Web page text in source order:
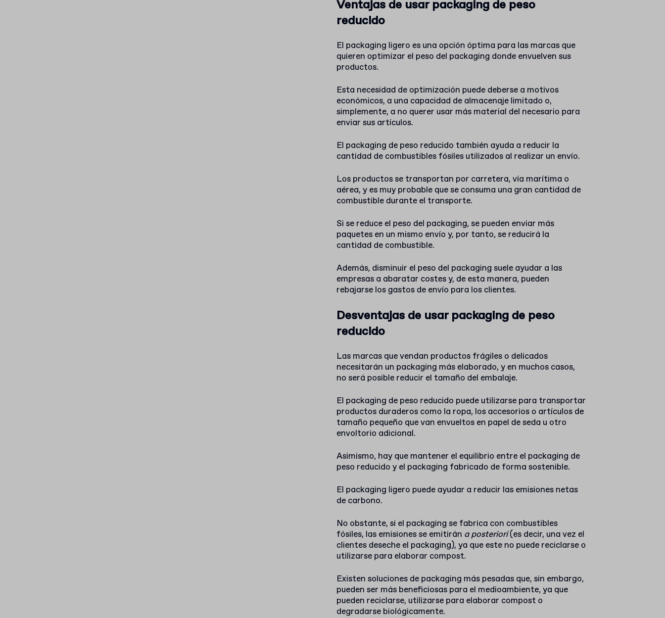
Ventajas de usar packaging de peso
reducido
El packaging ligero es una opción óptima para las marcas que
quieren optimizar el peso del packaging donde envuelven sus
productos.
Esta necesidad de optimización puede deberse a motivos
económicos, a una capacidad de almacenaje limitado o,
simplemente, a no querer usar más material del necesario para
enviar sus artículos.
El packaging de peso reducido también ayuda a reducir la
cantidad de combustibles fósiles utilizados al realizar un envío.
Los productos se transportan por carretera, vía marítima o
aérea, y es muy probable que se consuma una gran cantidad de
combustible durante el transporte.
Si se reduce el peso del packaging, se pueden enviar más
paquetes en un mismo envío y, por tanto, se reducirá la
cantidad de combustible.
Además, disminuir el peso del packaging suele ayudar a las
empresas a abaratar costes y, de esta manera, pueden
rebajarse los gastos de envío para los clientes.
Desventajas de usar packaging de peso
reducido
Las marcas que vendan productos frágiles o delicados
necesitarán un packaging más elaborado, y en muchos casos,
no será posible reducir el tamaño del embalaje.
El packaging de peso reducido puede utilizarse para transportar
productos duraderos como la ropa, los accesorios o artículos de
tamaño pequeño que van envueltos en papel de seda u otro
envoltorio adicional.
Asimismo, hay que mantener el equilibrio entre el packaging de
peso reducido y el packaging fabricado de forma sostenible.
El packaging ligero puede ayudar a reducir las emisiones netas
de carbono.
No obstante, si el packaging se fabrica con combustibles
fósiles, las emisiones se emitirán a posteriori(es decir, una vez el
clientes deseche el packaging), ya que este no puede reciclarse o
utilizarse para elaborar compost.
Existen soluciones de packaging más pesadas que, sin embargo,
pueden ser más beneficiosas para el medioambiente, ya que
pueden reciclarse, utilizarse para elaborar compost o
degradarse biológicamente.